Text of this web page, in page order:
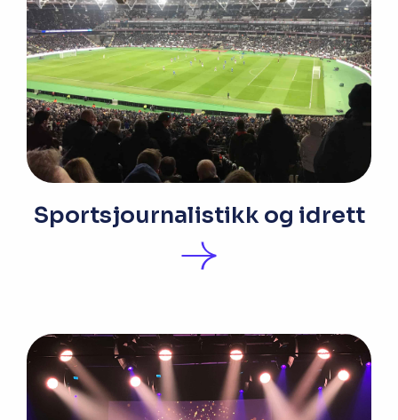
Sportsjournalistikk og idrett